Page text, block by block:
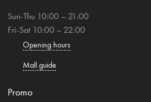
Sun-Thu 10:00 – 21:00
Fri-Sat 10:00 – 22:00
Opening hours
Mall guide
Promo